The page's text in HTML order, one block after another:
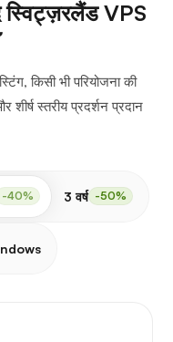
स्विट्ज़रलैंड VPS
किसी भी परियोजना की
स्तरीय प्रदर्शन प्रदान
-40% 3 वर्ष -50%